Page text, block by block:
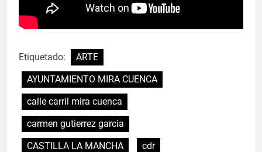
Etiquetado:
ARTE
AYUNTAMIENTO MIRA CUENCA
calle carril mira cuenca
carmen gutierrez garcia
CASTILLA LA MANCHA
cdr